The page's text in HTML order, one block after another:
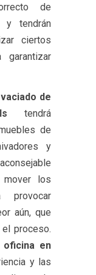
de
y tendrán
ciertos
garantizar
vaciado de
tendrá
de
y
mover los
aún, que
proceso.
oficina en
y las